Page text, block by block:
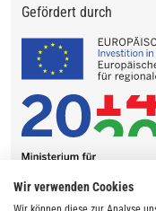
Gefördert durch
Wir verwenden Cookies